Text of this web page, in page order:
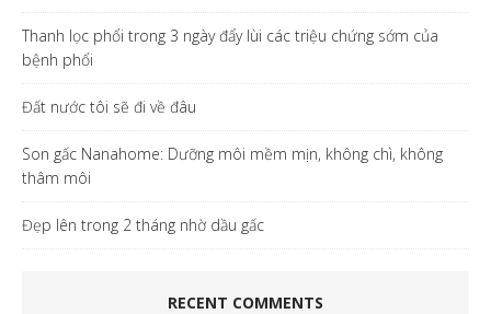
Thanh lọc phổi trong 3 ngày đẩy lùi các triệu chứng sớm của
bệnh phổi
Đất nước tôi sẽ đi về đâu
Son gấc Nanahome: Dưỡng môi mềm mịn, không chì, không
thâm môi
Đẹp lên trong 2 tháng nhờ dầu gấc
RECENT COMMENTS